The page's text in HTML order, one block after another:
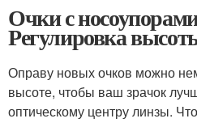
Очки с
Регулировка
Оправу новых очков можно
высоте, чтобы ваш зрачок
оптическому центру линзы.